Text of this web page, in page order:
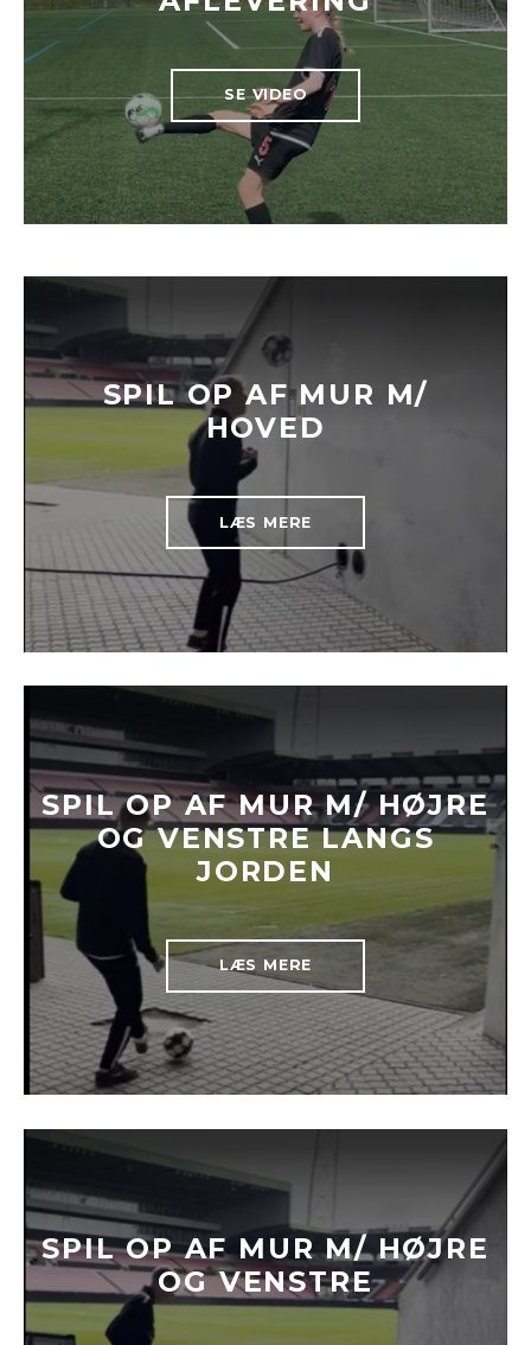
SE VIDEO
SPIL OP AF MUR M/
HOVED
LÆS MERE
SPIL OP AF MUR M/ HØJRE
OG VENSTRE LANGS
JORDEN
LÆS MERE
SPIL OP AF MUR M/ HØJRE
OG VENSTRE